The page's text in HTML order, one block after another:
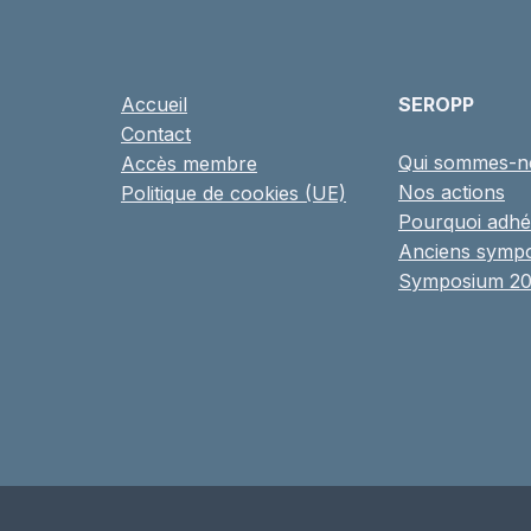
Accueil
Contact
Accès membre
Politique de cookies (UE)
SEROPP
Qui sommes-
Nos actions
Pourquoi
Anciens
Symposium